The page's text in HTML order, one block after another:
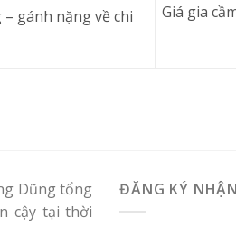
gánh nặng về chi
Giá gia
Dũng tổng
cậy tại thời
ĐĂNG KÝ